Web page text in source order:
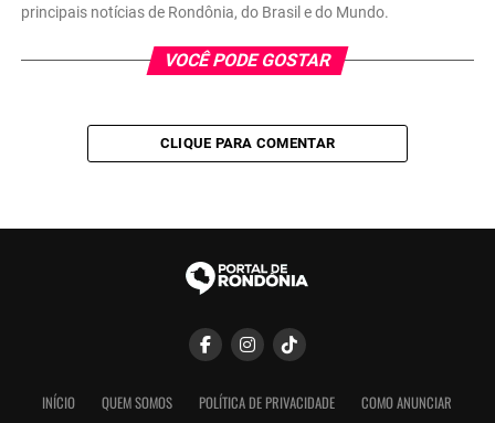
principais notícias de Rondônia, do Brasil e do Mundo.
VOCÊ PODE GOSTAR
CLIQUE PARA COMENTAR
INÍCIO QUEM SOMOS POLÍTICA DE PRIVACIDADE
COMO ANUNCIAR